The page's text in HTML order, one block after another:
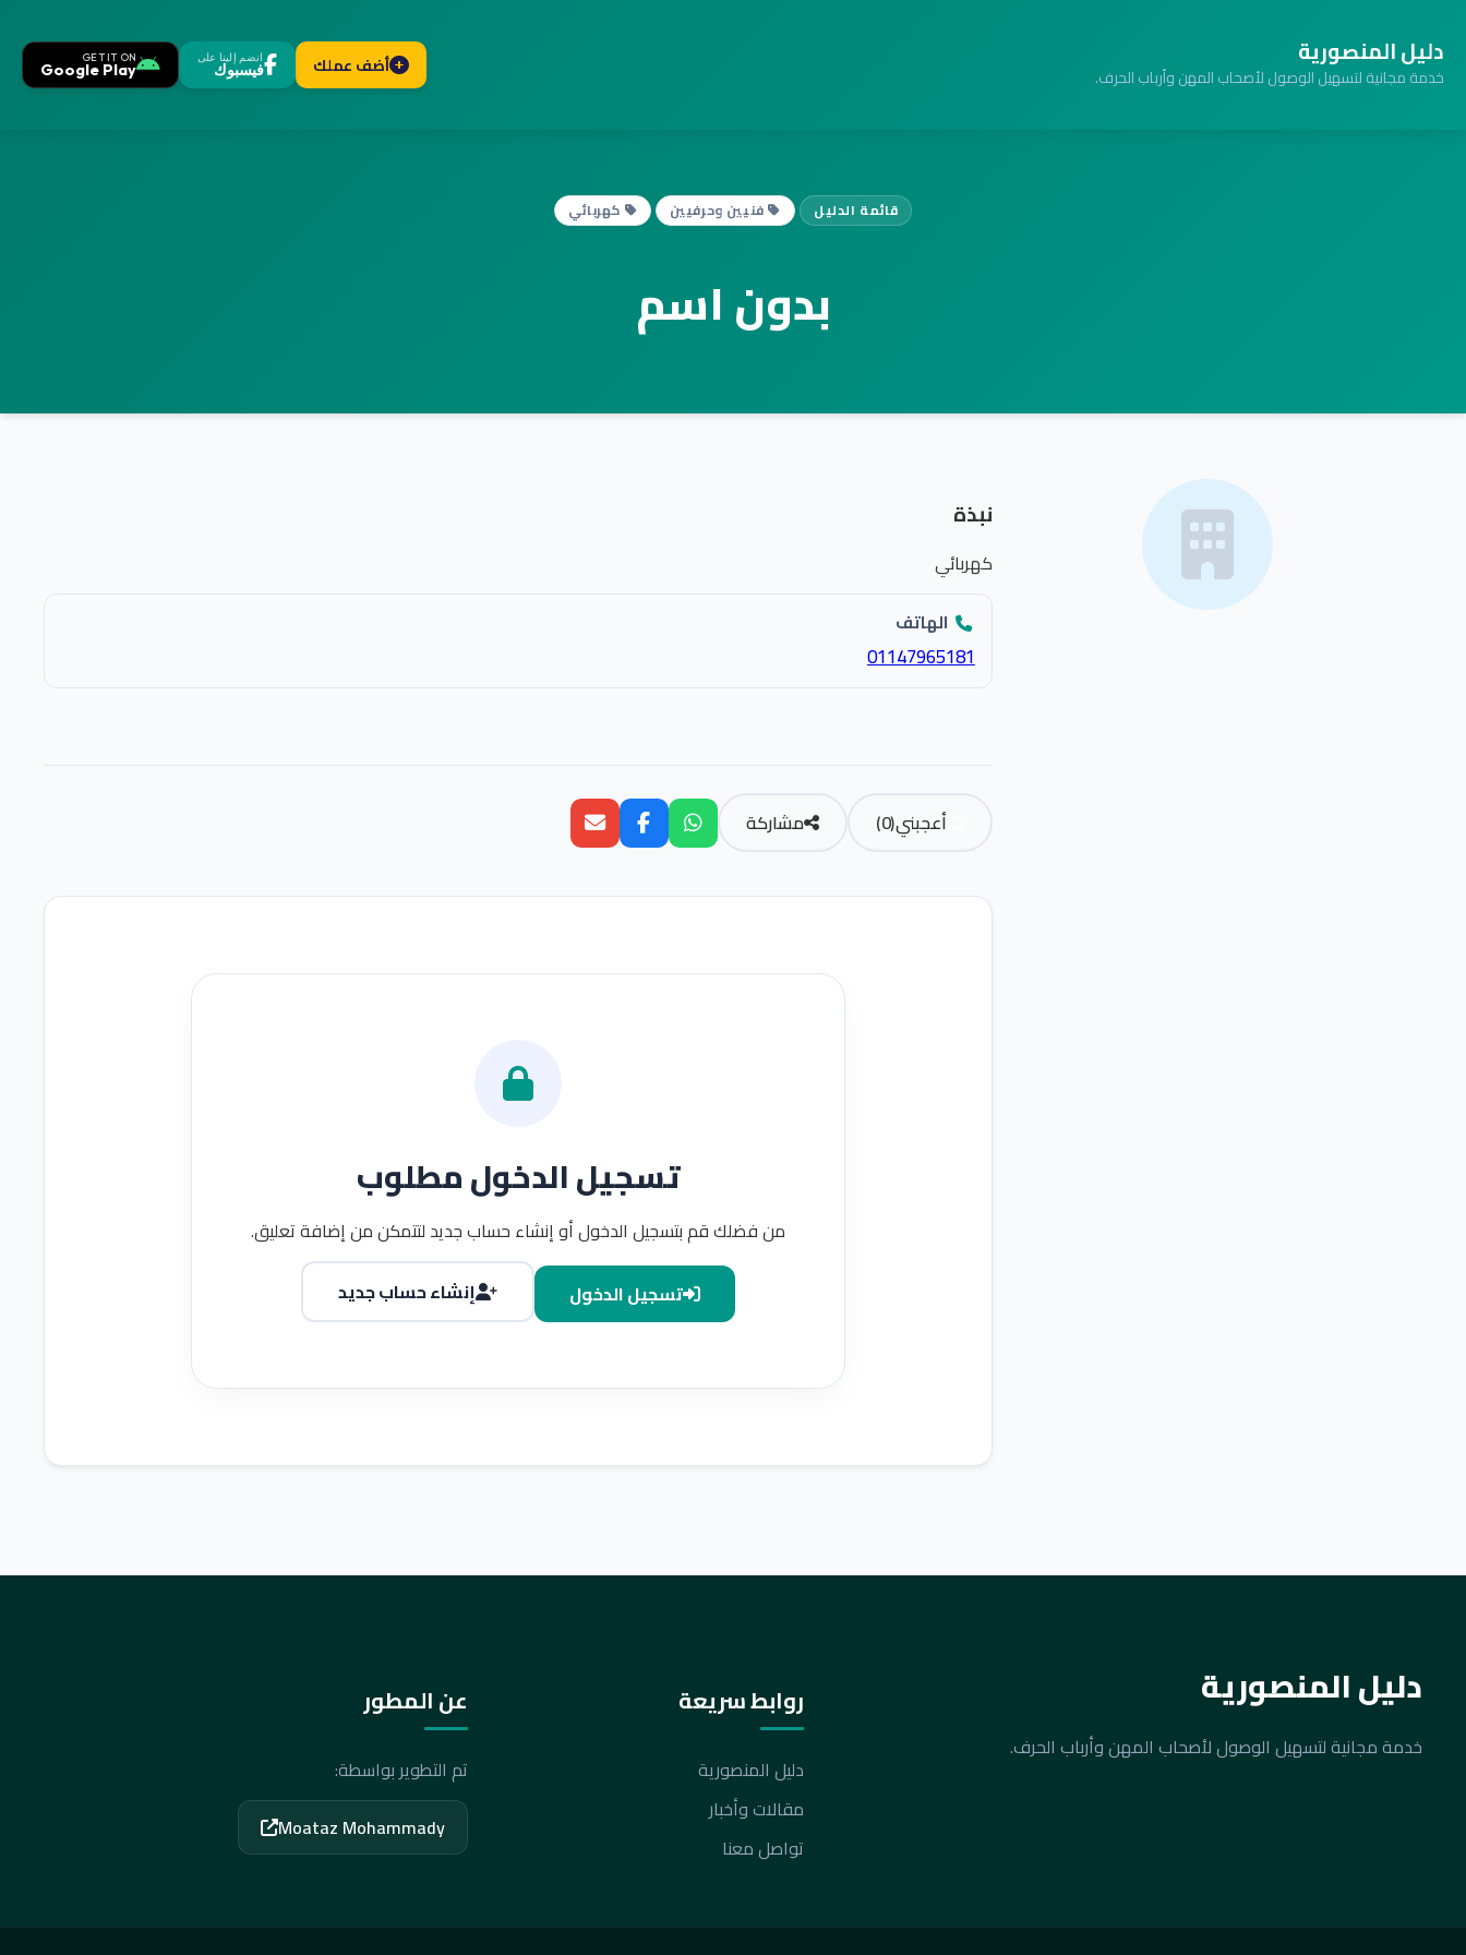
دليل المنصورية
خدمة مجانية لتسهيل الوصول لأصحاب المهن وأرباب الحرف. أضف عملك انضم إلينا على
فيسبوك
GET IT ON
Google Play
قائمة الدليل فنيين وحرفيين كهربائي
بدون اسم
نبذة
كهربائي
الهاتف
01147965181
أعجبني(
0
) مشاركة
تسجيل الدخول مطلوب
من فضلك قم بتسجيل الدخول أو إنشاء حساب جديد لتتمكن من إضافة تعليق.
تسجيل الدخول
إنشاء حساب جديد
دليل المنصورية
خدمة مجانية لتسهيل الوصول لأصحاب المهن وأرباب الحرف.
روابط سريعة
دليل المنصورية
مقالات وأخبار
تواصل معنا
عن المطور
تم التطوير بواسطة:
Moataz Mohammady